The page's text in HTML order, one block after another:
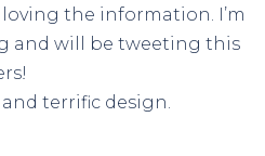
loving the information. I’m
and will be tweeting this
terrific design.